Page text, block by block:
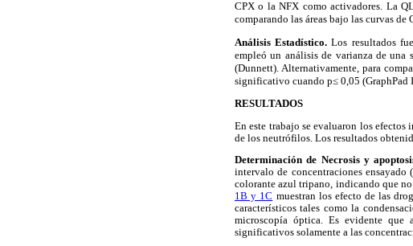
CPX o la NFX como activadores. La
comparando las áreas bajo las curvas
Análisis Estadístico.Los resultados
empleó un análisis de varianza de una
(Dunnett). Alternativamente, para
significativo cuando p≤ 0,05 (GraphPad
RESULTADOS
En este trabajo se evaluaron los
de los neutrófilos. Los resultados
Determinación de Necrosis y
intervalo de concentraciones
colorante azul tripano, indicando que
1B y 1C muestran los efecto de las
característicos tales como la
microscopía óptica. Es evidente que
significativos solamente a las